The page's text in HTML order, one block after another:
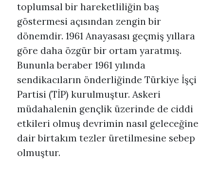
toplumsal bir hareketliliğin baş
göstermesi açısından zengin bir
dönemdir. 1961 Anayasası geçmiş yıllara
göre daha özgür bir ortam yaratmış.
Bununla beraber 1961 yılında
sendikacıların önderliğinde Türkiye İşçi
Partisi (TİP) kurulmuştur. Askeri
müdahalenin gençlik üzerinde de ciddi
etkileri olmuş devrimin nasıl geleceğine
dair birtakım tezler üretilmesine sebep
olmuştur.